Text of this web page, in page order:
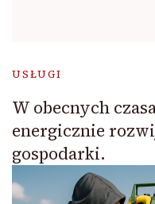
USŁUGI
W obecnych
energicznie
gospodarki.